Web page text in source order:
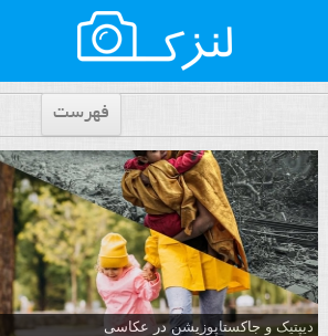
فهرست
دیپتیک و جاکستا‌پوزیشن در عکاسی